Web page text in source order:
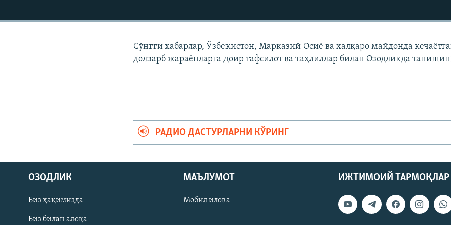
На русском
ИЖТИМОИЙ ТАРМОҚЛАР
Сўнгги хабарлар, Ўзбекистон, Марказий Осиë ва халқаро майдонда
долзарб жараëнларга доир тафсилот ва таҳлиллар билан Озодликда
РАДИО ДАСТУРЛАРНИ КЎРИНГ
ИЖТИМОИЙ ТАРМОҚЛАР
ОЗОДЛИК
Биз ҳақимизда
Биз билан алоқа
МАЪЛУМОТ
Мобил илова